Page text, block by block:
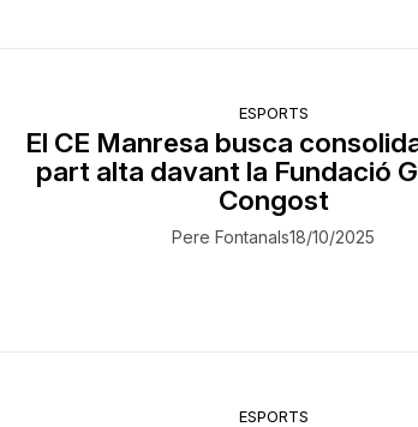
ESPORTS
El CE Manresa busca
part alta davant la Fundació
Congost
Pere Fontanals18/10/2025
ESPORTS